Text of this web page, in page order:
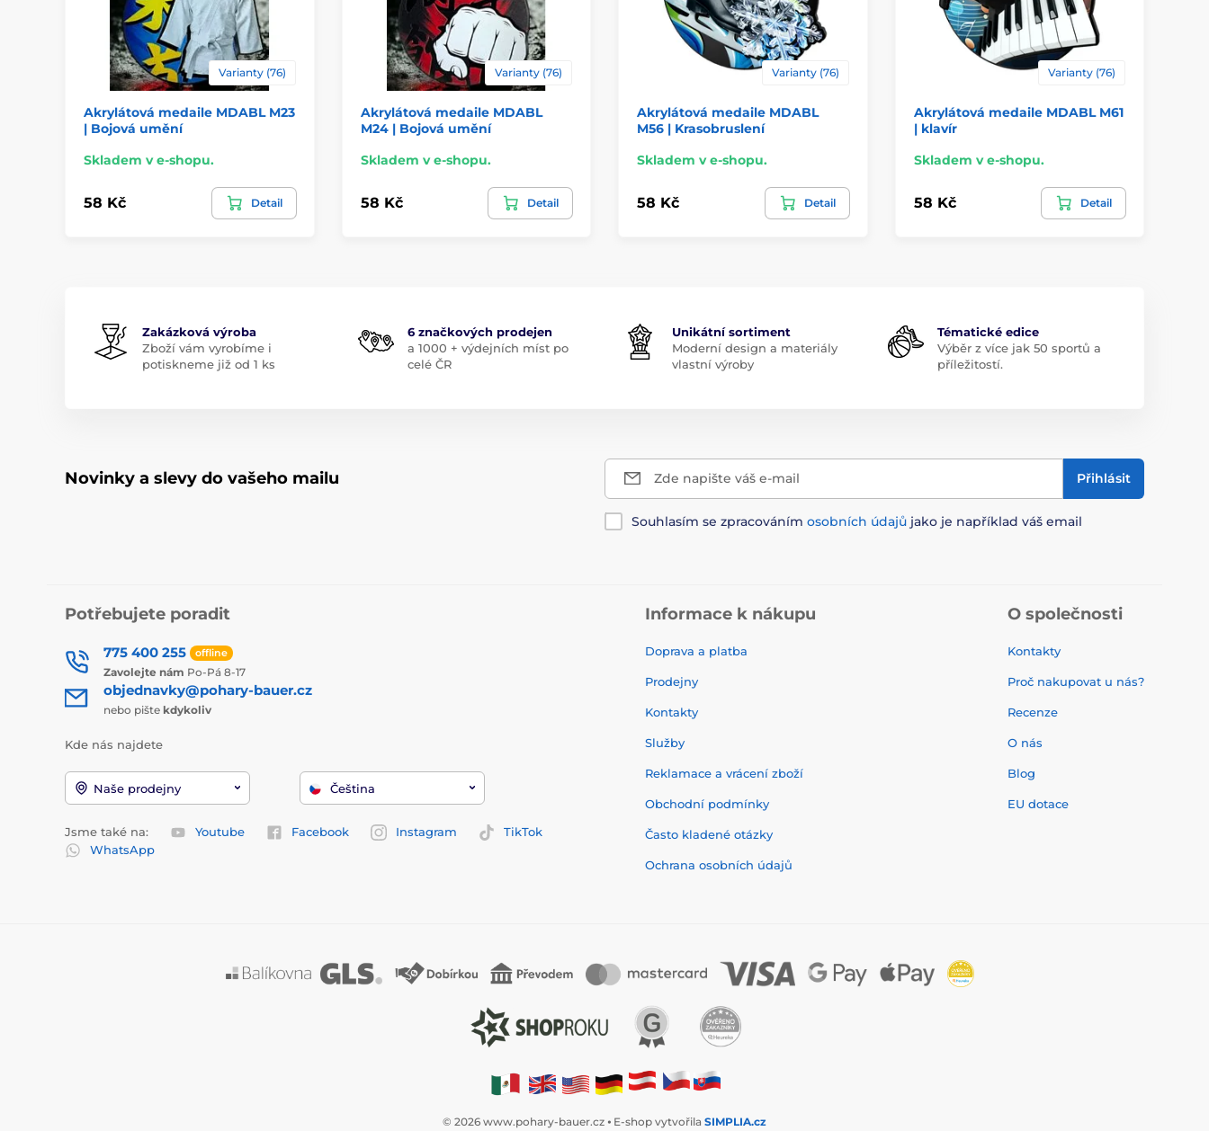
Varianty (76)
Akrylátová medaile MDABL M23
| Bojová umění
Skladem v e-shopu.
58 Kč Detail
Varianty (76)
Akrylátová medaile MDABL
M24 | Bojová umění
Skladem v e-shopu.
58 Kč Detail
Varianty (76)
Akrylátová medaile MDABL
M56 | Krasobruslení
Skladem v e-shopu.
58 Kč Detail
Varianty (76)
Akrylátová medaile MDABL M61
| klavír
Skladem v e-shopu.
58 Kč Detail
Zakázková výroba
Zboží vám vyrobíme i
potiskneme již od 1 ks
6 značkových prodejen
a 1000 + výdejních míst po
celé ČR
Unikátní sortiment
Moderní design a materiály
vlastní výroby
Tématické edice
Výběr z více jak 50 sportů a
příležitostí.
Novinky a slevy do vašeho mailu Zde napište váš e-mail Přihlásit
Souhlasím se zpracováním osobních údajů jako je například váš email
Potřebujete poradit
775 400 255 offline
Zavolejte nám Po-Pá 8-17
objednavky@pohary-bauer.cz
nebo pište kdykoliv
Kde nás najdete
Naše prodejny Čeština
Jsme také na: Youtube Facebook Instagram
TikTok
WhatsApp
Informace k nákupu
Doprava a platba
Prodejny
Kontakty
Služby
Reklamace a vrácení zboží
Obchodní podmínky
Často kladené otázky
Ochrana osobních údajů
O společnosti
Kontakty
Proč nakupovat u nás?
Recenze
O nás
Blog
EU dotace
© 2026 www.pohary-bauer.cz ⦁ E-shop vytvořila SIMPLIA.cz